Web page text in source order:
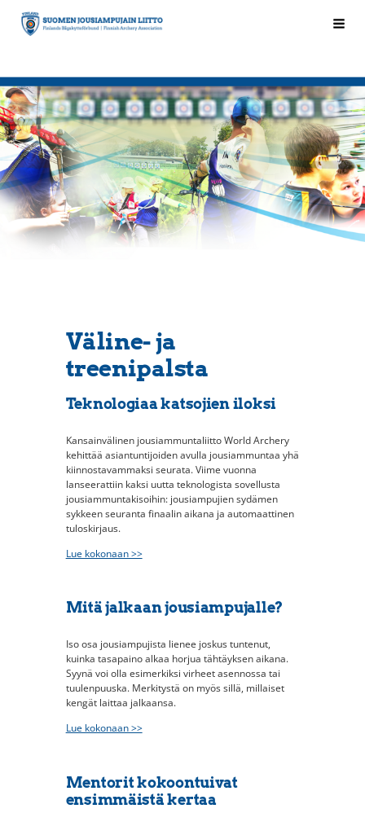
Siirry
sivun
Suomen Jousiampujain Liitto ry
Väline- ja
treenipalsta
Teknologiaa katsojien iloksi
Kansainvälinen jousiammuntaliitto World Archery
kehittää asiantuntijoiden avulla jousiammuntaa yhä
kiinnostavammaksi seurata. Viime vuonna
lanseerattiin kaksi uutta teknologista sovellusta
jousiammuntakisoihin: jousiampujien sydämen
sykkeen seuranta finaalin aikana ja automaattinen
tuloskirjaus.
Lue kokonaan >>
Mitä jalkaan jousiampujalle?
Iso osa jousiampujista lienee joskus tuntenut,
kuinka tasapaino alkaa horjua tähtäyksen aikana.
Syynä voi olla esimerkiksi virheet asennossa tai
tuulenpuuska. Merkitystä on myös sillä, millaiset
kengät laittaa jalkaansa.
Lue kokonaan >>
Mentorit kokoontuivat
ensimmäistä kertaa